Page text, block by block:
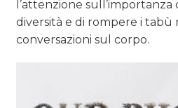
l’attenzione sull’importanza
diversità e di rompere i tabù
conversazioni sul corpo.